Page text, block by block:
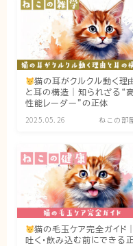
ねこの飼い方
基本ガイド（ねこの
健康管理（病気・ケア
行動と心理（ねこの
ブログ
トミーとゆずの観察
ゆず日和
猫の耳がクルクル動く理
と耳の構造｜知られざる“
性能レーダー”の正体
2025.05.26 ねこの部
猫の毛玉ケア完全ガイド｜
吐く・飲み込む前にできる正